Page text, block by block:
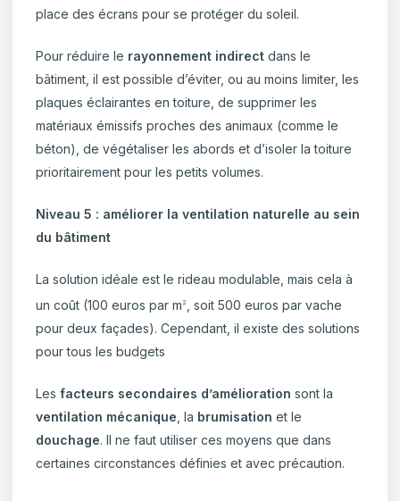
place des écrans pour se protéger du soleil.
Pour réduire le rayonnement indirect dans le
bâtiment, il est possible d’éviter, ou au moins limiter, les
plaques éclairantes en toiture, de supprimer les
matériaux émissifs proches des animaux (comme le
béton), de végétaliser les abords et d’isoler la toiture
prioritairement pour les petits volumes.
Niveau 5 : améliorer la ventilation naturelle au sein
du bâtiment
La solution idéale est le rideau modulable, mais cela à
un coût (100 euros par m 2
, soit 500 euros par vache
pour deux façades). Cependant, il existe des solutions
pour tous les budgets
Lesfacteurs secondaires d’amélioration sont la
ventilation mécanique , la brumisation et le
douchage. Il ne faut utiliser ces moyens que dans
certaines circonstances définies et avec précaution.